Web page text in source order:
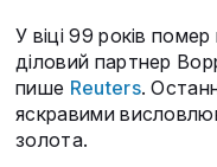
У віці 99 років
діловий партнер
пише Reuters.
яскравими
золота.